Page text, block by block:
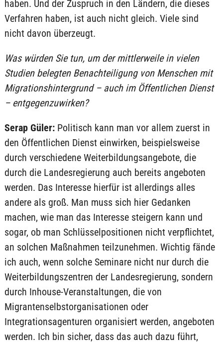
haben. Und der Zuspruch in den Ländern, die dieses
Verfahren haben, ist auch nicht gleich. Viele sind
nicht davon überzeugt.
Was würden Sie tun, um der mittlerweile in vielen
Studien belegten Benachteiligung von Menschen mit
Migrationshintergrund – auch im Öffentlichen Dienst
– entgegenzuwirken?
Serap Güler:Politisch kann man vor allem zuerst in
den Öffentlichen Dienst einwirken, beispielsweise
durch verschiedene Weiterbildungsangebote, die
durch die Landesregierung auch bereits angeboten
werden. Das Interesse hierfür ist allerdings alles
andere als groß. Man muss sich hier Gedanken
machen, wie man das Interesse steigern kann und
sogar, ob man Schlüsselpositionen nicht verpflichtet,
an solchen Maßnahmen teilzunehmen. Wichtig fände
ich auch, wenn solche Seminare nicht nur durch die
Weiterbildungszentren der Landesregierung, sondern
durch Inhouse-Veranstaltungen, die von
Migrantenselbstorganisationen oder
Integrationsagenturen organisiert werden, angeboten
werden. Ich bin sicher, dass das auch dazu führt,